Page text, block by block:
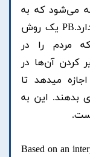
می‌شود که به
شمول، عدالت و باز بودن حاکمیت توجه دارد.PB یک روش
مردم را در
کردن آن‌ها در
میدهد تا
بدهند. این به
Based on an